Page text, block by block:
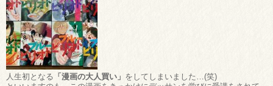
人生初となる 「漫画の大人買い」 をしてしまいました…(笑)